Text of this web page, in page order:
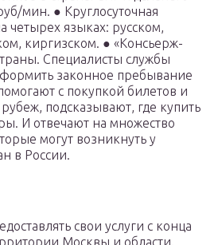
мин. ● Круглосуточная
четырех языках: русском,
киргизском. ● «Консьерж-
Специалисты службы
законное пребывание
с покупкой билетов и
подсказывают, где купить
И отвечают на множество
могут возникнуть у
в России.
свои услуги с конца
Москвы и области.